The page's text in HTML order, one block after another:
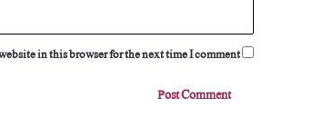
in this browser for the next time I comment.